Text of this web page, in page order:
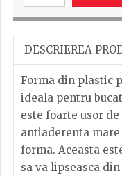
DESCRIEREA
Forma din plastic
ideala pentru
este foarte usor
antiaderenta
forma. Aceasta
sa va lipseasca